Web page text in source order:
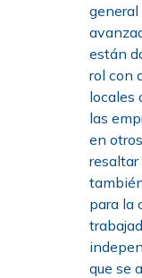
están
rol con
locales
las
en
resaltar
para la
que se